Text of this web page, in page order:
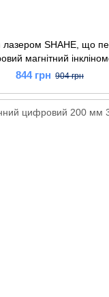
лазером SHAHE, що
магнітний
844 грн 904 грн